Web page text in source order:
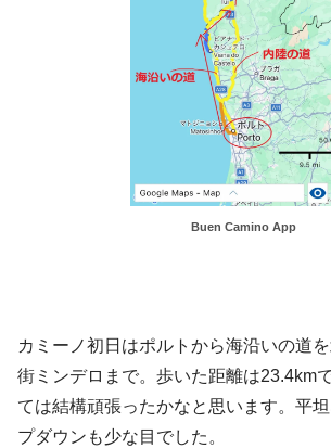
Buen Camino App
カミーノ初日はポルトから海沿いの道
街ミンデロまで。歩いた距離は23.4km
ては結構頑張ったかなと思います。平
プダウンも少な目でした。